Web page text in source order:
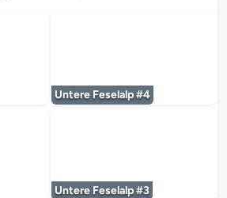
Untere Feselalp #4
Untere Feselalp #3